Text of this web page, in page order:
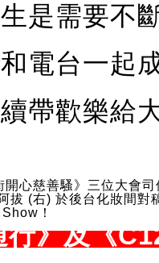
是需要不
電台一起
帶歡樂給
開心慈善騷》三位大會
拔 (右) 於後台化妝間對
！
行》及《